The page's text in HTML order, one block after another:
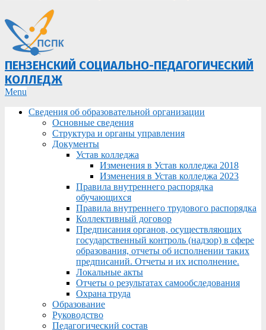
ПЕНЗЕНСКИЙ СОЦИАЛЬНО-ПЕДАГОГИЧЕСКИЙ
КОЛЛЕДЖ
Primary
Menu
Menu
Сведения об образовательной организации
Основные сведения
Структура и органы управления
Документы
Устав колледжа
Изменения в Устав колледжа 2018
Изменения в Устав колледжа 2023
Правила внутреннего распорядка
обучающихся
Правила внутреннего трудового распорядка
Коллективный договор
Предписания органов, осуществляющих
государственный контроль (надзор) в сфере
образования, отчеты об исполнении таких
предписаний. Отчеты и их исполнение.
Локальные акты
Отчеты о результатах самообследования
Охрана труда
Образование
Руководство
Педагогический состав